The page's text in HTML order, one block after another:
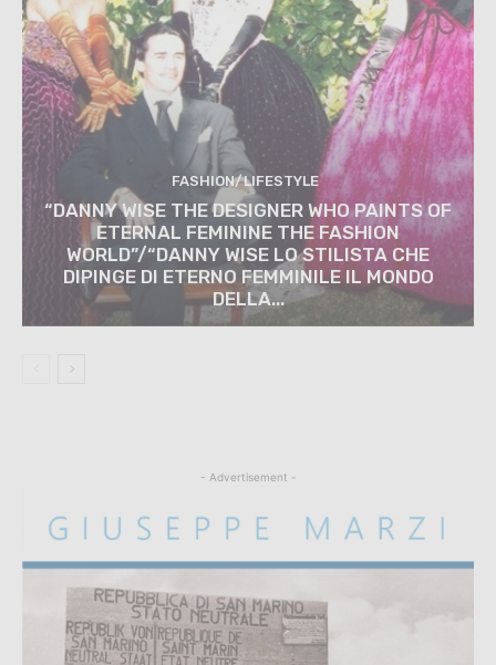
FASHION/LIFESTYLE
“DANNY WISE THE DESIGNER WHO PAINTS OF
ETERNAL FEMININE THE FASHION
WORLD”/“DANNY WISE LO STILISTA CHE
DIPINGE DI ETERNO FEMMINILE IL MONDO
DELLA...
- Advertisement -